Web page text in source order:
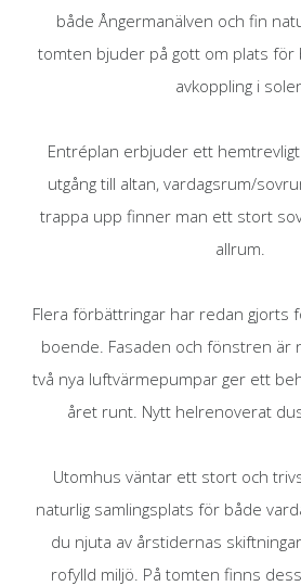
både Ångermanälven och fin
tomten bjuder på gott om plats för
avkoppling i
Entréplan erbjuder ett
utgång till altan, vardagsrum/
trappa upp finner man ett stort
allrum.
Flera förbättringar har redan gjorts
boende. Fasaden och fönstren är
två nya luftvärmepumpar ger ett
året runt. Nytt helrenoverat
Utomhus väntar ett stort och
naturlig samlingsplats för både
du njuta av årstidernas
rofylld miljö. På tomten finns